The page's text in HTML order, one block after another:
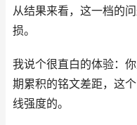
从结果来看，这一档的
损。
我说个很直白的体验：
期累积的铭文差距，这
线强度的。